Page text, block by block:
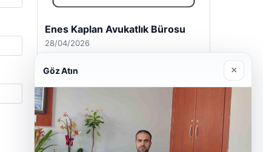
Trend Yapı Akustik
18/04/2026
Göz Atın ×